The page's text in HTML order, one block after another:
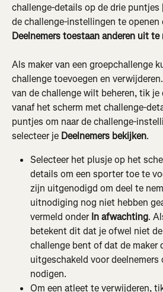
challenge-details op de drie puntjes
de challenge-instellingen te openen
Deelnemers toestaan anderen uit te
Als maker van een groepchallenge
challenge toevoegen en
van de challenge wilt beheren, tik
vanaf het scherm met challenge-
puntjes om naar de challenge-
selecteer je Deelnemers bekijken.
Selecteer het plusje op het
details om een sporter toe te
zijn uitgenodigd om deel te
uitnodiging nog niet hebben
vermeld onder In afwachting.
betekent dit dat je ofwel niet
challenge bent of dat de maker
uitgeschakeld voor
nodigen.
Om een atleet te verwijderen,